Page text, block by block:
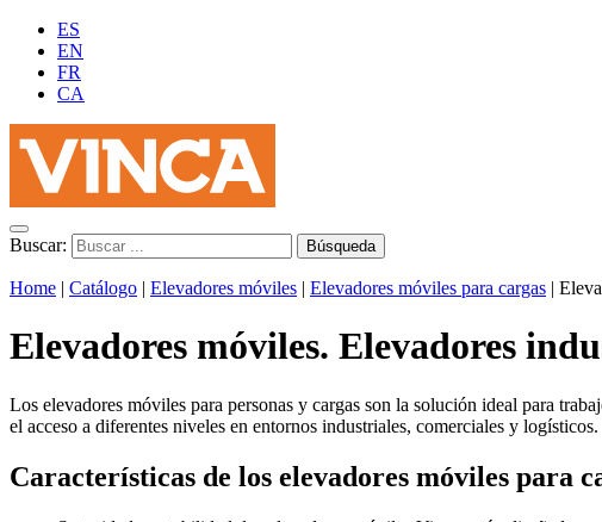
ES
EN
FR
CA
Buscar:
Home | Catálogo | Elevadores móviles | Elevadores móviles para cargas |
Elevadores móviles. Elevadores
Los elevadores móviles para personas y cargas son la solución ideal para
el acceso a diferentes niveles en entornos industriales, comerciales y logísticos.
Características de los elevadores móviles para